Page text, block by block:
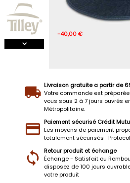
-40,00 €
Livraison gratuite a partir de
Votre commande est
vous sous 2 à 7 jours ouvrés en
Métropolitaine.
Paiement sécurisé Crédit
Les moyens de paiement
totalement sécurisés-
Retour produit et échange
Échange - Satisfait ou
disposez de 100 jours
votre produit